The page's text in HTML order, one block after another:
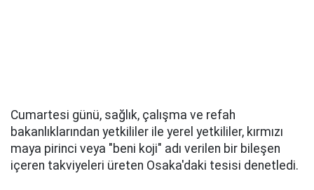
Cumartesi günü, sağlık, çalışma ve refah
bakanlıklarından yetkililer ile yerel yetkililer, kırmızı
maya pirinci veya "beni koji" adı verilen bir bileşen
içeren takviyeleri üreten Osaka'daki tesisi denetledi.